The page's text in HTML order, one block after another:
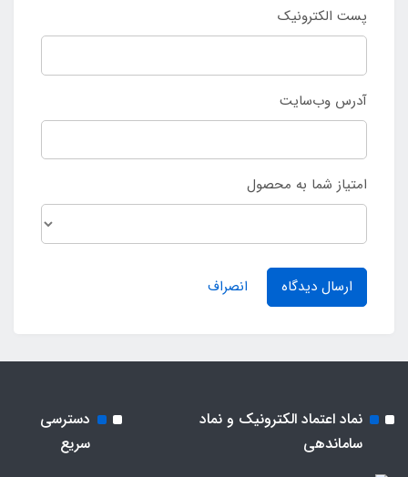
پست الکترونیک
آدرس وب‌سایت
امتیاز شما به محصول
ارسال دیدگاه انصراف
نماد اعتماد الکترونیک و نماد
ساماندهی
دسترسی
سریع